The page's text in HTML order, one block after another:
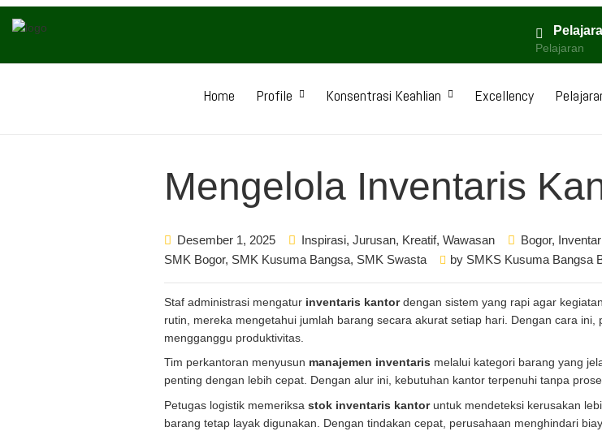
Pelajaran
Home Profile Konsentrasi Keahlian Excellency
Mengelola Inventaris
Desember 1, 2025 Inspirasi, Jurusan, Kreatif, Wawasan Bogor,
SMK Bogor, SMK Kusuma Bangsa, SMK Swasta by SMKS Kusuma Bangsa
Staf administrasi mengatur inventaris kantordengan sistem yang rapi agar
rutin, mereka mengetahui jumlah barang secara akurat setiap hari. Dengan cara
mengganggu produktivitas.
Tim perkantoran menyusun manajemen inventaris melalui kategori barang yang
penting dengan lebih cepat. Dengan alur ini, kebutuhan kantor terpenuhi tanpa
Petugas logistik memeriksa stok inventaris kantoruntuk mendeteksi kerusakan
barang tetap layak digunakan. Dengan tindakan cepat, perusahaan menghindari